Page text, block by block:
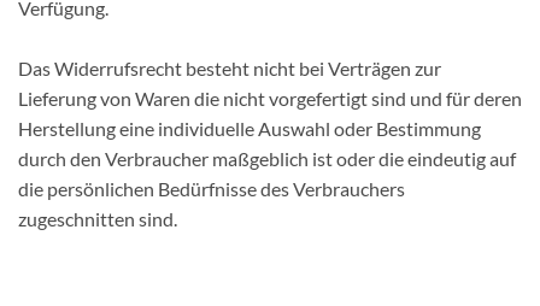
Verfügung.
Das Widerrufsrecht besteht nicht bei Verträgen zur
Lieferung von Waren die nicht vorgefertigt sind und für deren
Herstellung eine individuelle Auswahl oder Bestimmung
durch den Verbraucher maßgeblich ist oder die eindeutig auf
die persönlichen Bedürfnisse des Verbrauchers
zugeschnitten sind.